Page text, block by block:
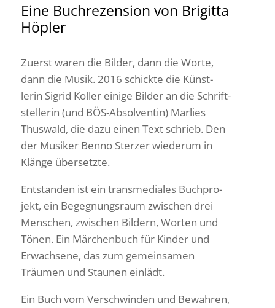
Eine Buch­re­zen­sion von Brigitta
Höpler
Zuerst waren die Bilder, dann die Worte,
dann die Musik. 2016 schickte die Künst­
lerin Sigrid Koller einige Bilder an die Schrift­
stel­lerin (und BÖS-Absol­ventin) Marlies
Thus­wald, die dazu einen Text schrieb. Den
der Musiker Benno Sterzer wiederum in
Klänge übersetzte.
Entstanden ist ein trans­me­diales Buch­pro­
jekt, ein Begeg­nungs­raum zwischen drei
Menschen, zwischen Bildern, Worten und
Tönen. Ein Märchen­buch für Kinder und
Erwach­sene, das zum gemein­samen
Träumen und Staunen einlädt.
Ein Buch vom Verschwinden und Bewahren,